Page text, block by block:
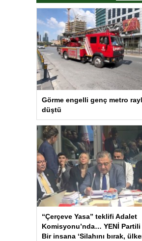
Görme engelli genç metro
düştü
“Çerçeve Yasa” teklifi Adalet
Komisyonu’nda… YENİ Partili
Bir insana ‘Silahını bırak,